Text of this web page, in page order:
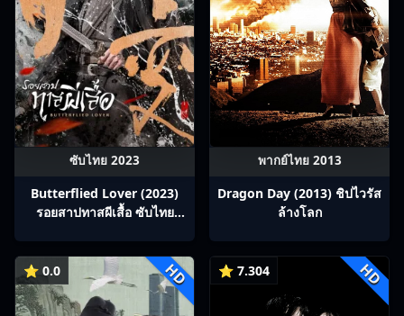
ซับไทย 2023
Butterflied Lover (2023)
รอยสาปทาสผีเสื้อ ซับไทย
พากย์ไทย 2013
Dragon Day (2013) ชิปไวรัส
ล้างโลก
⭐ 0.0 HD ⭐ 7.304 HD